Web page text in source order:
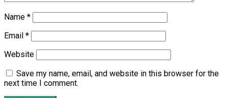
Name *
Email *
Website
Save my name, email, and website in this browser for the
next time I comment.